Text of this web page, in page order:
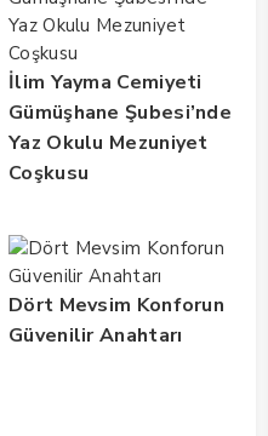
İlim Yayma Cemiyeti
Gümüşhane Şubesi’nde
Yaz Okulu Mezuniyet
Coşkusu
Dört Mevsim Konforun
Güvenilir Anahtarı